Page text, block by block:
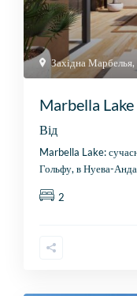
Західна Марбелья,
Marbella Lake
Від
Marbella Lake:
Гольфу, в Нуева-
2